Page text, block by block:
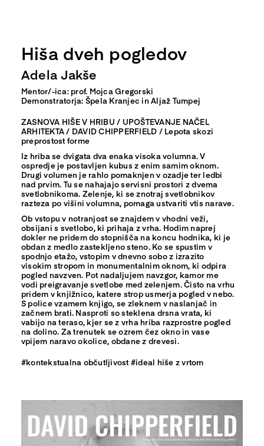
Hiša dveh pogledov
Adela Jakše
Mentor/-ica: prof. Mojca Gregorski
Demonstratorja: Špela Kranjec in Aljaž Tumpej
ZASNOVA HIŠE V HRIBU / UPOŠTEVANJE NAČEL
ARHITEKTA / DAVID CHIPPERFIELD / Lepota skozi
preprostost forme
Iz hriba se dvigata dva enaka visoka volumna. V
ospredje je postavljen kubus z enim samim oknom.
Drugi volumen je rahlo pomaknjen v ozadje ter ledbi
nad prvim. Tu se nahajajo servisni prostori z dvema
svetlobnikoma. Zelenje, ki se znotraj svetlobnikov
razteza po višini volumna, pomaga ustvariti vtis narave.
Ob vstopu v notranjost se znajdem v vhodni veži,
obsijani s svetlobo, ki prihaja z vrha. Hodim naprej
dokler ne pridem do stopnišča na koncu hodnika, ki je
obdan z medlo zastekljeno steno. Ko se spustim v
spodnjo etažo, vstopim v dnevno sobo z izrazito
visokim stropom in monumentalnim oknom, ki odpira
pogled navzven. Pot nadaljujem navzgor, kamor me
vodi preigravanje svetlobe med zelenjem. Čisto na vrhu
pridem v knjižnico, katere strop usmerja pogled v nebo.
S police vzamem knjigo, se zleknem v naslanjač in
začnem brati. Nasproti so steklena drsna vrata, ki
vabijo na teraso, kjer se z vrha hriba razprostre pogled
na dolino. Za trenutek se ozrem čez okno in vase
vpijem naravo okolice, obdane z drevesi.
#kontekstualna občutljivost #ideal hiše z vrtom